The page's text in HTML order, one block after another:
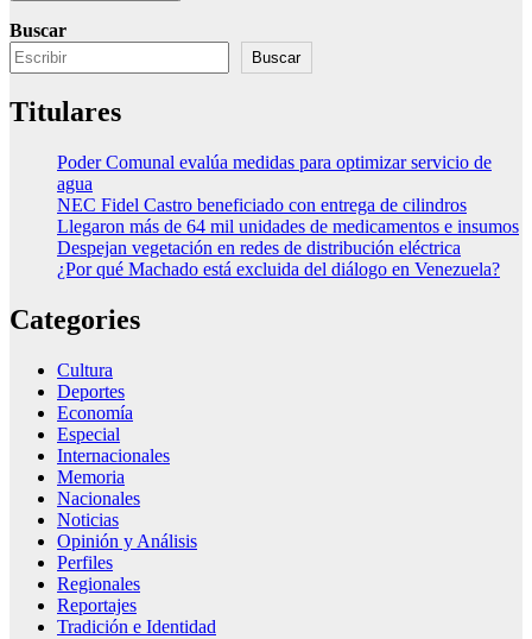
Buscar
Buscar
Titulares
Poder Comunal evalúa medidas para optimizar servicio de
agua
NEC Fidel Castro beneficiado con entrega de cilindros
Llegaron más de 64 mil unidades de medicamentos e insumos
Despejan vegetación en redes de distribución eléctrica
¿Por qué Machado está excluida del diálogo en Venezuela?
Categories
Cultura
Deportes
Economía
Especial
Internacionales
Memoria
Nacionales
Noticias
Opinión y Análisis
Perfiles
Regionales
Reportajes
Tradición e Identidad